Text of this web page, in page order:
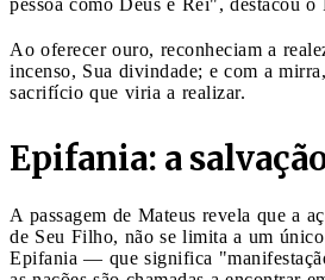
Ao oferecer ouro, reconheciam a
incenso, Sua divindade; e com a
sacrifício que viria a realizar.
Epifania: a
A passagem de Mateus revela que a
de Seu Filho, não se limita a um
Epifania — que significa